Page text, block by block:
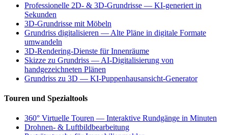
Professionelle 2D- & 3D-Grundrisse — KI-generiert in
Sekunden
3D-Grundrisse mit Möbeln
Grundriss digitalisieren — Alte Pläne in digitale Formate
umwandeln
3D-Rendering-Dienste für Innenräume
Skizze zu Grundriss — AI-Digitalisierung von
handgezeichneten Plänen
Grundriss zu 3D — KI-Puppenhausansicht-Generator
Touren und Spezialtools
360° Virtuelle Touren — Interaktive Rundgänge in Minuten
Drohnen- & Luftbildbearbeitung